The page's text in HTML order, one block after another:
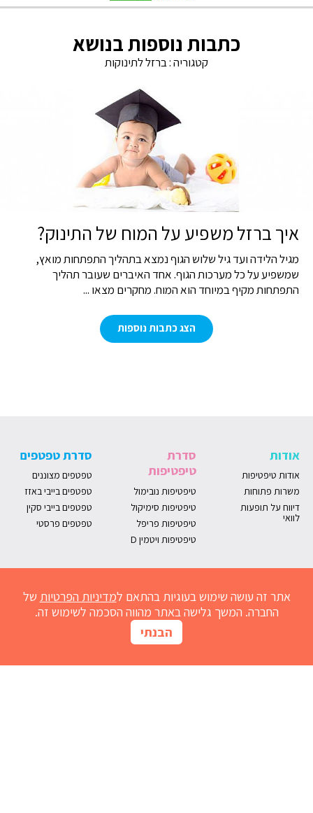
אתר זה עושה שימוש בעוגיות בהתאם למדיניות הפרטיות של
החברה. המשך גלישה באתר מהווה הסכמה לשימוש זה.
הבנתי
כתבות נוספות בנושא
קטגוריה :ברזל לתינוקות
איך ברזל משפיע על המוח של התינוק?
מגיל הלידה ועד גיל שלוש הגוף נמצא בתהליך התפתחות מואץ,
שמשפיע על כל מערכות הגוף. אחד האיברים שעובר תהליך
התפתחות מקיף במיוחד הוא המוח. מחקרים מצאו ...
הצג כתבות נוספות
אודות
אודות טיפטיפות
משרות פתוחות
דיווח על תופעות
לוואי
סדרת
טיפטיפות
טיפטיפות נובימול
טיפטיפות סימיקול
טיפטיפות פריפל
טיפטיפות ויטמין D
סדרת טפטפים
טפטפים מצוננים
טפטפים בייבי באזז
טפטפים בייבי סקין
טפטפים פרסטי